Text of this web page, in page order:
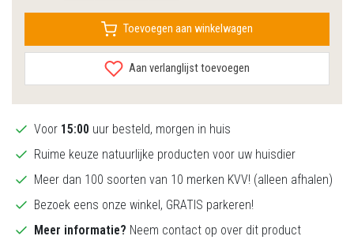
Toevoegen aan winkelwagen
Aan verlanglijst toevoegen
Voor 15:00 uur besteld, morgen in huis
Ruime keuze natuurlijke producten voor uw huisdier
Meer dan 100 soorten van 10 merken KVV! (alleen afhalen)
Bezoek eens onze winkel, GRATIS parkeren!
Meer informatie? Neem contact op over dit product